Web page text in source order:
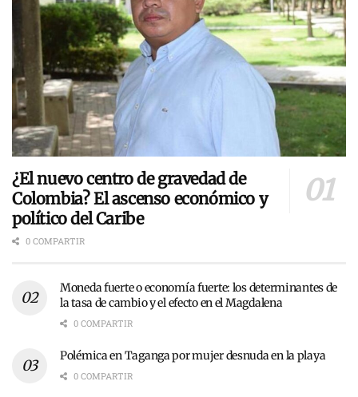
¿El nuevo centro de gravedad de
Colombia? El ascenso económico y
político del Caribe
0 COMPARTIR
Moneda fuerte o economía fuerte: los determinantes de
la tasa de cambio y el efecto en el Magdalena
0 COMPARTIR
Polémica en Taganga por mujer desnuda en la playa
0 COMPARTIR